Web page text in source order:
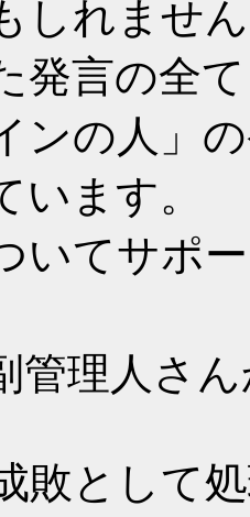
しれませ
発言の全
ンの人」
います。
いてサポ
管理人さ
敗として